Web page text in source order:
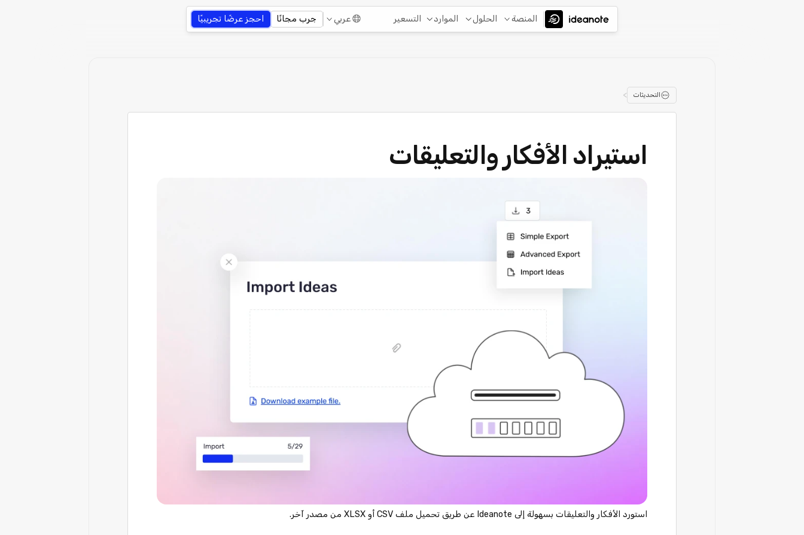
المنصة الحلول الموارد التسعير عربي جرب مجانًا احجز عرضًا تجريبيًا
التحديثات >
استيراد الأفكار والتعليقات
استورد الأفكار والتعليقات بسهولة إلى Ideanote عن طريق تحميل ملف CSV أو XLSX من مصدر آخر.